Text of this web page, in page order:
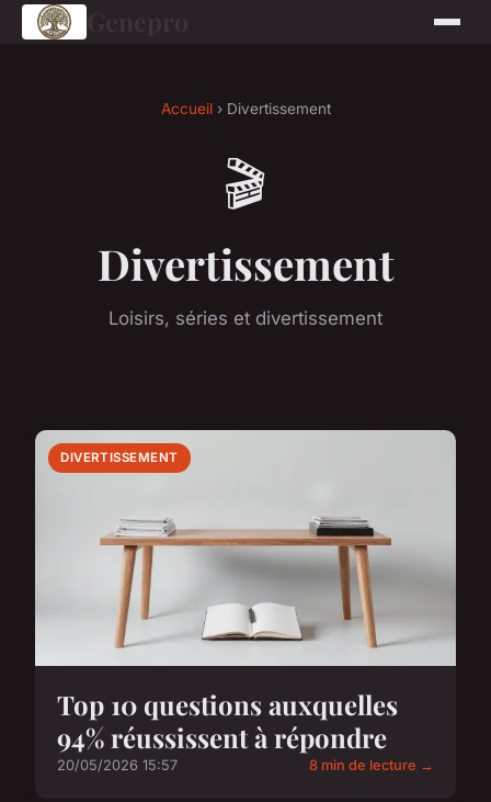
Accueil› Divertissement
🎬
Divertissement
Loisirs, séries et divertissement
DIVERTISSEMENT
Top 10 questions auxquelles
94% réussissent à répondre
20/05/2026 15:57 8 min de lecture →